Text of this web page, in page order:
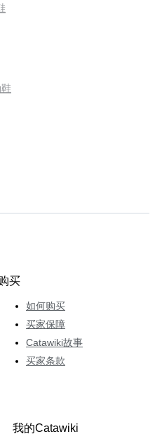
买
如何购买
买家保障
Catawiki故事
买家条款
我的Catawiki